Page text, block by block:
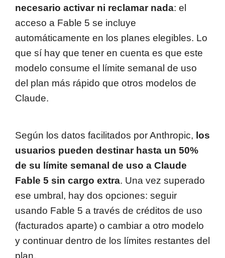
necesario activar ni reclamar nada: el
acceso a Fable 5 se incluye
automáticamente en los planes elegibles. Lo
que sí hay que tener en cuenta es que este
modelo consume el límite semanal de uso
del plan más rápido que otros modelos de
Claude.
Según los datos facilitados por Anthropic, los
usuarios pueden destinar hasta un 50%
de su límite semanal de uso a Claude
Fable 5 sin cargo extra. Una vez superado
ese umbral, hay dos opciones: seguir
usando Fable 5 a través de créditos de uso
(facturados aparte) o cambiar a otro modelo
y continuar dentro de los límites restantes del
plan.